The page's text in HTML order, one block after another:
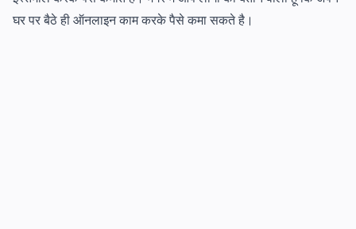
घर पर बैठे ही ऑनलाइन काम करके पैसे कमा सकते है।